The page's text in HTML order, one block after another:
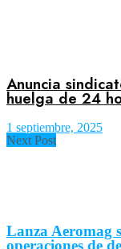
Anuncia
huelga de 24
1 septiembre, 2025
Next Post
Lanza Aeromag
operaciones de